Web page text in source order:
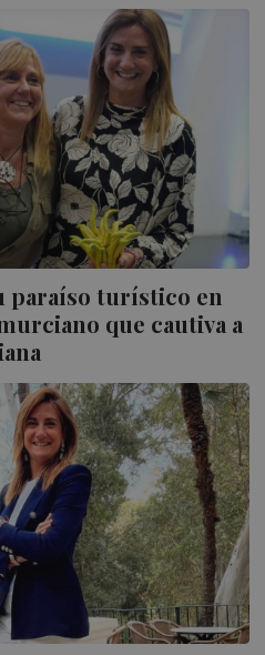
paraíso turístico en
que cautiva a